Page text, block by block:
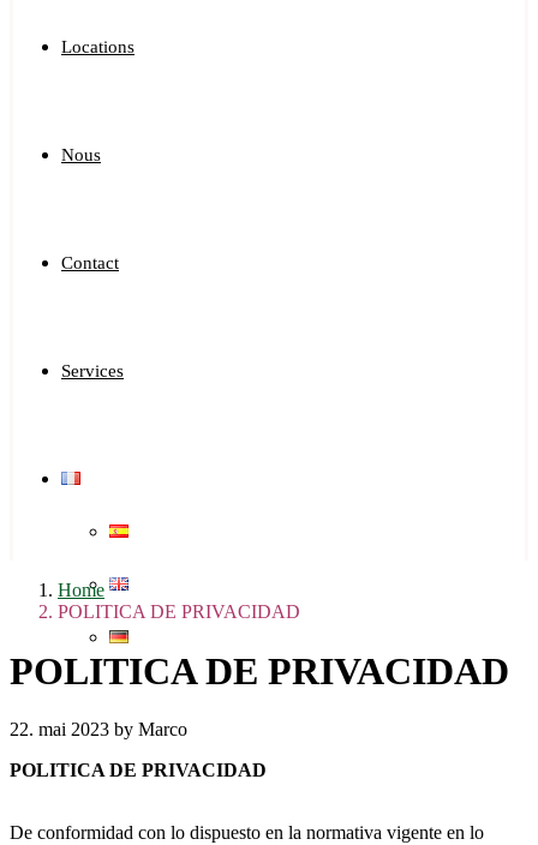
Locations
Nous
Contact
Services
Home
POLITICA DE PRIVACIDAD
POLITICA DE PRIVACIDAD
22. mai 2023 by Marco
POLITICA DE PRIVACIDAD
De conformidad con lo dispuesto en la normativa vigente en lo